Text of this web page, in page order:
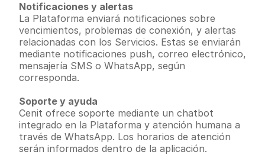
Notificaciones y alertas
La Plataforma enviará notificaciones sobre
vencimientos, problemas de conexión, y alertas
relacionadas con los Servicios. Estas se enviarán
mediante notificaciones push, correo electrónico,
mensajería SMS o WhatsApp, según
corresponda.
Soporte y ayuda
Cenit ofrece soporte mediante un chatbot
integrado en la Plataforma y atención humana a
través de WhatsApp. Los horarios de atención
serán informados dentro de la aplicación.